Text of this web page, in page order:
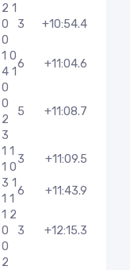
2 1
0
0
3 +10:54.4
1 0
4 1
6 +11:04.6
0
0
2
3
5 +11:08.7
1 1
1 0
3 +11:09.5
3 1
1 1
6 +11:43.9
1 2
0
0
3 +12:15.3
2